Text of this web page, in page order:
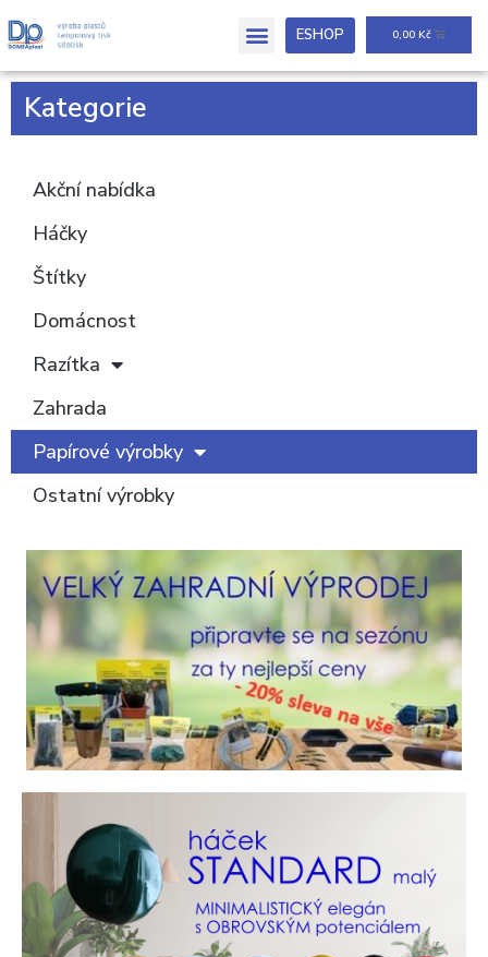
ESHOP 0,00 Kč
Kategorie
Akční nabídka
Háčky
Štítky
Domácnost
Razítka
Zahrada
Papírové výrobky
Ostatní výrobky